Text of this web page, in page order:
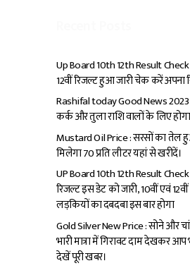
Up Board 10th 12th Result Check :
12वीं रिजल्ट हुआ जारी चेक करें अपना
Rashifal today Good News
कर्क और तुला राशि वालों के लिए
Mustard Oil Price : सरसों का तेल
मिलेगा ₹70 प्रति लीटर यहां से खरीदें।
UP Board 10th 12th Result Check
रिजल्ट इस डेट को जारी, 10वीं एवं
लड़कियों का दबदबा इस बार होगा
Gold Silver New Price : सोने और
भारी मात्रा में गिरावट दाम देखकर आप
देखें पूरी खबर।